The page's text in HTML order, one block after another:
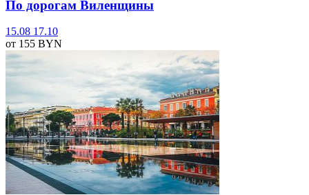
По дорогам Виленщины
15.08 17.10
от 155 BYN